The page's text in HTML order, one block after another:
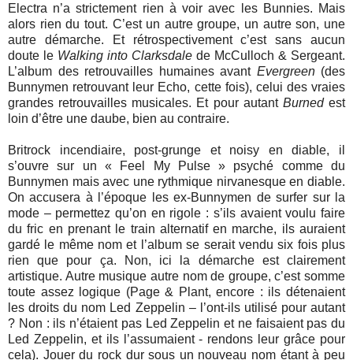
Electra n’a strictement rien à voir avec les Bunnies. Mais
alors rien du tout. C’est un autre groupe, un autre son, une
autre démarche. Et rétrospectivement c’est sans aucun
doute le Walking into Clarksdale de McCulloch & Sergeant.
L’album des retrouvailles humaines avant Evergreen(des
Bunnymen retrouvant leur Echo, cette fois), celui des vraies
grandes retrouvailles musicales. Et pour autant Burnedest
loin d’être une daube, bien au contraire.
Britrock incendiaire, post-grunge et noisy en diable, il
s’ouvre sur un « Feel My Pulse » psyché comme du
Bunnymen mais avec une rythmique nirvanesque en diable.
On accusera à l’époque les ex-Bunnymen de surfer sur la
mode – permettez qu’on en rigole : s’ils avaient voulu faire
du fric en prenant le train alternatif en marche, ils auraient
gardé le même nom et l’album se serait vendu six fois plus
rien que pour ça. Non, ici la démarche est clairement
artistique. Autre musique autre nom de groupe, c’est somme
toute assez logique (Page & Plant, encore : ils détenaient
les droits du nom Led Zeppelin – l’ont-ils utilisé pour autant
? Non : ils n’étaient pas Led Zeppelin et ne faisaient pas du
Led Zeppelin, et ils l’assumaient - rendons leur grâce pour
cela). Jouer du rock dur sous un nouveau nom étant à peu